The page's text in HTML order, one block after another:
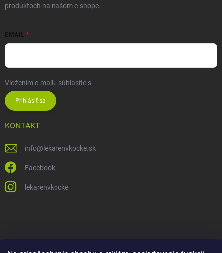
produktoch na našom e-shope.
EMAIL
Vložením e-mailu súhlasíte s
Prihlásiť sa
KONTAKT
info@lekarenvkocke.sk
Facebook
lekarenvkocke